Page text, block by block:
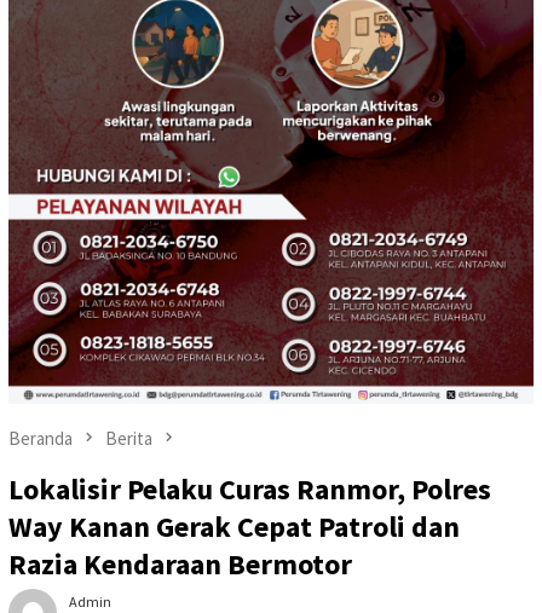
Beranda Berita
Lokalisir Pelaku Curas Ranmor, Polres
Way Kanan Gerak Cepat Patroli dan
Razia Kendaraan Bermotor
Admin